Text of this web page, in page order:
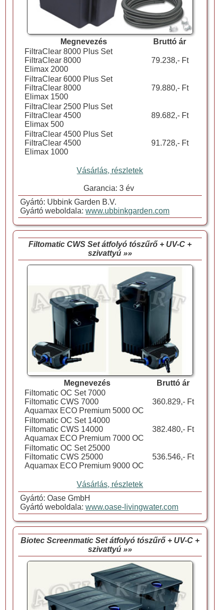
Megnevezés
Bruttó ár
FiltraClear 8000 Plus Set
FiltraClear 8000
Elimax 2000
79.238,- Ft
FiltraClear 6000 Plus Set
FiltraClear 8000
Elimax 1500
79.880,- Ft
FiltraClear 2500 Plus Set
FiltraClear 4500
Elimax 500
89.682,- Ft
FiltraClear 4500 Plus Set
FiltraClear 4500
Elimax 1000
91.728,- Ft
Vásárlás, részletek
Garancia: 3 év
Gyártó: Ubbink Garden B.V.
Gyártó weboldala:www.ubbinkgarden.com
Filtomatic CWS Set átfolyó tószűrő + UV-C +
szivattyú »»
Megnevezés
Bruttó ár
Filtomatic OC Set 7000
Filtomatic CWS 7000
Aquamax ECO Premium 5000 OC
360.829,- Ft
Filtomatic OC Set 14000
Filtomatic CWS 14000
Aquamax ECO Premium 7000 OC
382.480,- Ft
Filtomatic OC Set 25000
Filtomatic CWS 25000
Aquamax ECO Premium 9000 OC
536.546,- Ft
Vásárlás, részletek
Gyártó: Oase GmbH
Gyártó weboldala:www.oase-livingwater.com
Biotec Screenmatic Set átfolyó tószűrő + UV-C +
szivattyú »»